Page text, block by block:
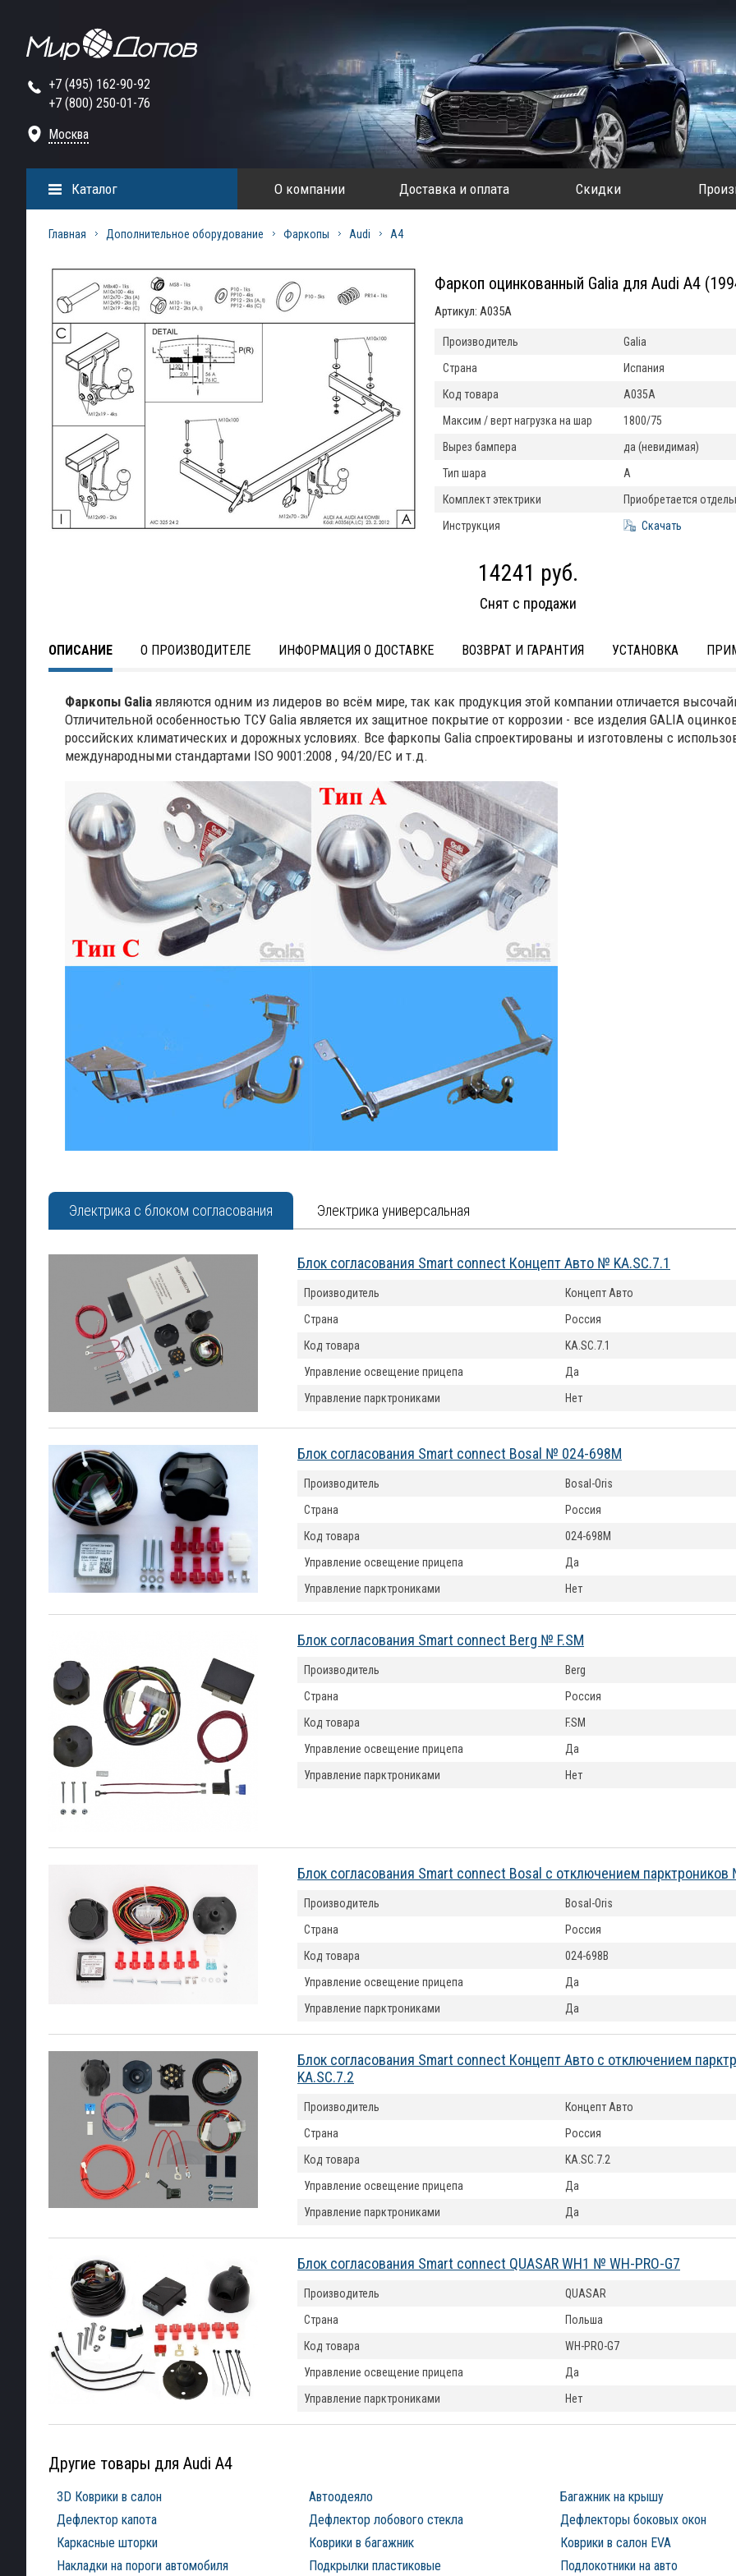
+7 (495) 162-90-92
+7 (800) 250-01-76
Москва
О компании Доставка и оплата Скидки
Каталог
Главная Дополнительное оборудование Фаркопы Audi A4
Фаркоп оцинкованный Galia для Audi A4
Артикул: A035A
14241 руб.
Снят с продажи
Производитель
Galia
Страна
Испания
Код товара
A035A
Максим / верт нагрузка на шар
1800/75
Вырез бампера
да (невидимая)
Тип шара
A
Комплект этектрики
Приобретается
Инструкция
Скачать
ОПИСАНИЕ О ПРОИЗВОДИТЕЛЕ ИНФОРМАЦИЯ О ДОСТАВКЕ ВОЗВРАТ И ГАРАНТИЯ УСТАНОВКА
Фаркопы Galia являются одним из лидеров во всём мире, так как продукция этой компании отличается
Отличительной особенностью ТСУ Galia является их защитное покрытие от коррозии - все изделия GALIA
российских климатических и дорожных условиях. Все фаркопы Galia спроектированы и изготовлены с
международными стандартами ISO 9001:2008 , 94/20/EC и т.д.
Электрика с блоком согласования Электрика универсальная
Блок согласования Smart connect Концепт Авто № KA.SC.7.1
Производитель
Концепт Авто
Страна
Россия
Код товара
KA.SC.7.1
Управление освещение прицепа
Да
Управление парктрониками
Нет
Блок согласования Smart connect Bosal № 024-698M
Производитель
Bosal-Oris
Страна
Россия
Код товара
024-698M
Управление освещение прицепа
Да
Управление парктрониками
Нет
Блок согласования Smart connect Berg № F.SM
Производитель
Berg
Страна
Россия
Код товара
F.SM
Управление освещение прицепа
Да
Управление парктрониками
Нет
Блок согласования Smart connect Bosal с отключением
Производитель
Bosal-Oris
Страна
Россия
Код товара
024-698B
Управление освещение прицепа
Да
Управление парктрониками
Да
Блок согласования Smart connect Концепт Авто с отключением
KA.SC.7.2
Производитель
Концепт Авто
Страна
Россия
Код товара
KA.SC.7.2
Управление освещение прицепа
Да
Управление парктрониками
Да
Блок согласования Smart connect QUASAR WH1 № WH-PRO-G7
Производитель
QUASAR
Страна
Польша
Код товара
WH-PRO-G7
Управление освещение прицепа
Да
Управление парктрониками
Нет
Другие товары для Audi A4
3D Коврики в салон Автоодеяло Багажник на крышу
Дефлектор капота
Дефлектор лобового стекла Дефлекторы боковых окон
Каркасные шторки
Коврики в багажник Коврики в салон EVA
Накладки на пороги автомобиля
Подкрылки пластиковые Подлокотники на авто